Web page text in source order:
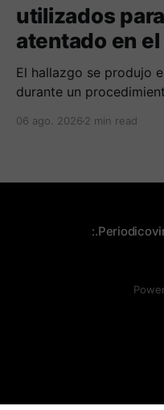
utilizados
atentado en
El hallazgo se produjo
durante un
06 ago. 2026 2 min read